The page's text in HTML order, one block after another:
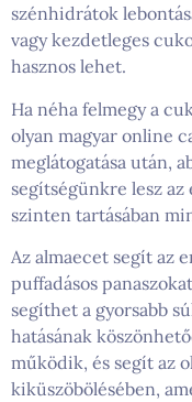
szénhidrátok
vagy kezdetleges
hasznos lehet.
Ha néha felmegy a
olyan magyar online
meglátogatása után,
segítségünkre lesz
szinten tartásában
Az almaecet segít az
puffadásos
segíthet a gyorsabb
hatásának
működik, és segít az
kiküszöbölésében,